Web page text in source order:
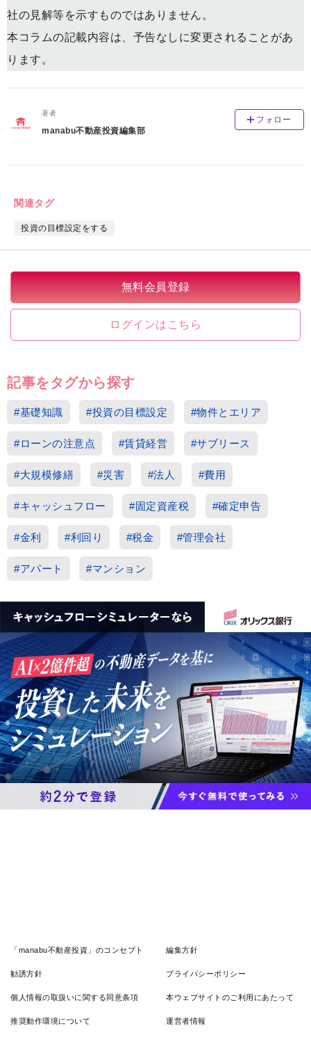
社の見解等を示すものではありません。
本コラムの記載内容は、予告なしに変更されることがあ
ります。
著者
manabu不動産投資編集部
フォロー
関連タグ
投資の目標設定をする
無料会員登録
ログインはこちら
記事をタグから探す
#基礎知識 #投資の目標設定 #物件とエリア
#ローンの注意点 #賃貸経営 #サブリース
#大規模修繕 #災害 #法人 #費用
#キャッシュフロー #固定資産税 #確定申告
#金利 #利回り #税金 #管理会社
#アパート #マンション
「manabu不動産投資」のコンセプト 編集方針
勧誘方針 プライバシーポリシー
個人情報の取扱いに関する同意条項 本ウェブサイトのご利用にあたって
推奨動作環境について 運営者情報